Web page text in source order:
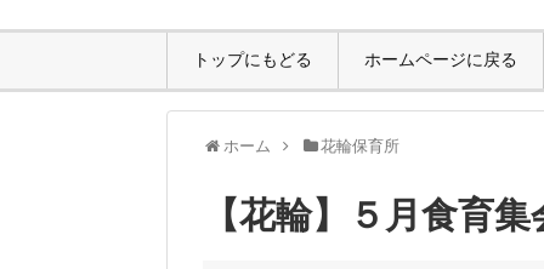
トップにもどる ホームページに戻る
ホーム 花輪保育所
【花輪】５月食育集